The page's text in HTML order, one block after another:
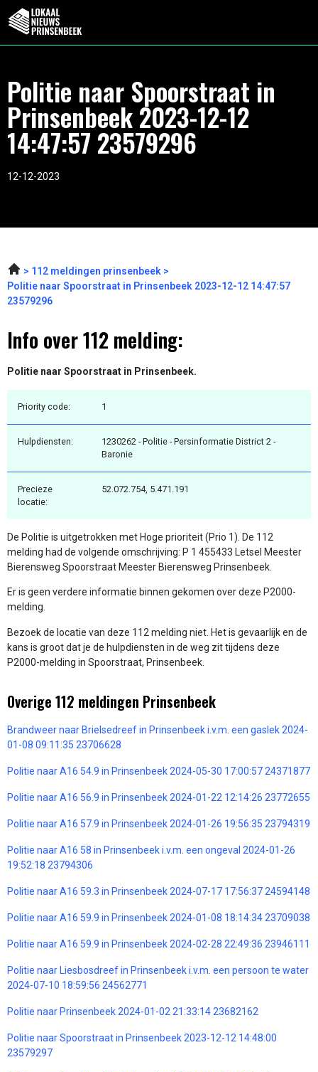
Politie naar Spoorstraat in
Prinsenbeek 2023-12-12
14:47:57 23579296
12-12-2023
112 meldingen prinsenbeek
Politie naar Spoorstraat in Prinsenbeek 2023-12-12 14:47:57
23579296
Info over 112 melding:
Politie naar Spoorstraat in Prinsenbeek.
Priority code: 1
Hulpdiensten:
1230262 - Politie - Persinformatie District 2 -
Baronie
Precieze
locatie:
52.072.754, 5.471.191
De Politie is uitgetrokken met Hoge prioriteit (Prio 1). De 112
melding had de volgende omschrijving: P 1 455433 Letsel Meester
Bierensweg Spoorstraat Meester Bierensweg Prinsenbeek.
Er is geen verdere informatie binnen gekomen over deze P2000-
melding.
Bezoek de locatie van deze 112 melding niet. Het is gevaarlijk en de
kans is groot dat je de hulpdiensten in de weg zit tijdens deze
P2000-melding in Spoorstraat, Prinsenbeek.
Overige 112 meldingen Prinsenbeek
Brandweer naar Brielsedreef in Prinsenbeek i.v.m. een gaslek 2024-
01-08 09:11:35 23706628
Politie naar A16 54.9 in Prinsenbeek 2024-05-30 17:00:57 24371877
Politie naar A16 56.9 in Prinsenbeek 2024-01-22 12:14:26 23772655
Politie naar A16 57.9 in Prinsenbeek 2024-01-26 19:56:35 23794319
Politie naar A16 58 in Prinsenbeek i.v.m. een ongeval 2024-01-26
19:52:18 23794306
Politie naar A16 59.3 in Prinsenbeek 2024-07-17 17:56:37 24594148
Politie naar A16 59.9 in Prinsenbeek 2024-01-08 18:14:34 23709038
Politie naar A16 59.9 in Prinsenbeek 2024-02-28 22:49:36 23946111
Politie naar Liesbosdreef in Prinsenbeek i.v.m. een persoon te water
2024-07-10 18:59:56 24562771
Politie naar Prinsenbeek 2024-01-02 21:33:14 23682162
Politie naar Spoorstraat in Prinsenbeek 2023-12-12 14:48:00
23579297